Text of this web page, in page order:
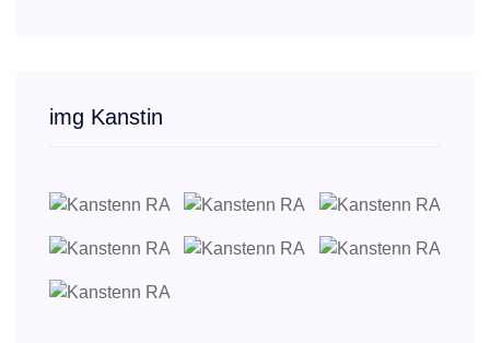
img Kanstin